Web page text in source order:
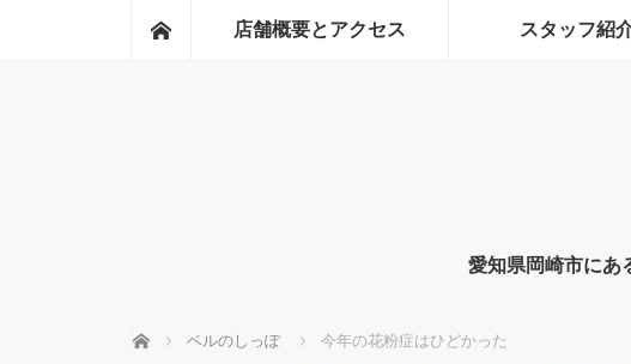
ホーム店舗概要とアクセス スタッフ紹
愛知県岡崎市にあ
ホーム ベルのしっぽ 今年の花粉症はひどかった